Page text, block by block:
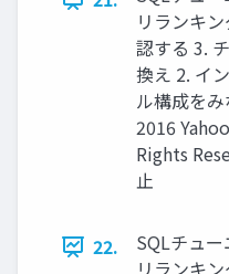
リランキ
認する 3.
換え 2. イ
ル構成を
2016
Rights
止
22.
SQLチュ